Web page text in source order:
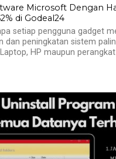
Microsoft Dengan
di Godeal24
setiap pengguna gadget
dan peningkatan sistem
HP maupun